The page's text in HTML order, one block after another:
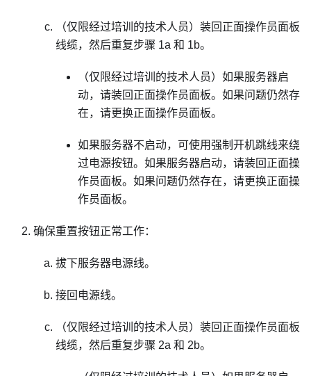
（仅限经过培训的技术人员）装回正面操作员面板
线缆，然后重复步骤 1a 和 1b。
（仅限经过培训的技术人员）如果服务器启
动，请装回正面操作员面板。如果问题仍然存
在，请更换正面操作员面板。
如果服务器不启动，可使用强制开机跳线来绕
过电源按钮。如果服务器启动，请装回正面操
作员面板。如果问题仍然存在，请更换正面操
作员面板。
确保重置按钮正常工作：
拔下服务器电源线。
接回电源线。
（仅限经过培训的技术人员）装回正面操作员面板
线缆，然后重复步骤 2a 和 2b。